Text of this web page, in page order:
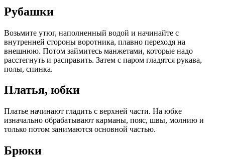
Рубашки
Возьмите утюг, наполненный водой и начинайте с
внутренней стороны воротника, плавно переходя на
внешнюю. Потом займитесь манжетами, которые надо
расстегнуть и расправить. Затем с паром гладятся рукава,
полы, спинка.
Платья, юбки
Платье начинают гладить с верхней части. На юбке
изначально обрабатывают карманы, пояс, швы, молнию и
только потом занимаются основной частью.
Брюки